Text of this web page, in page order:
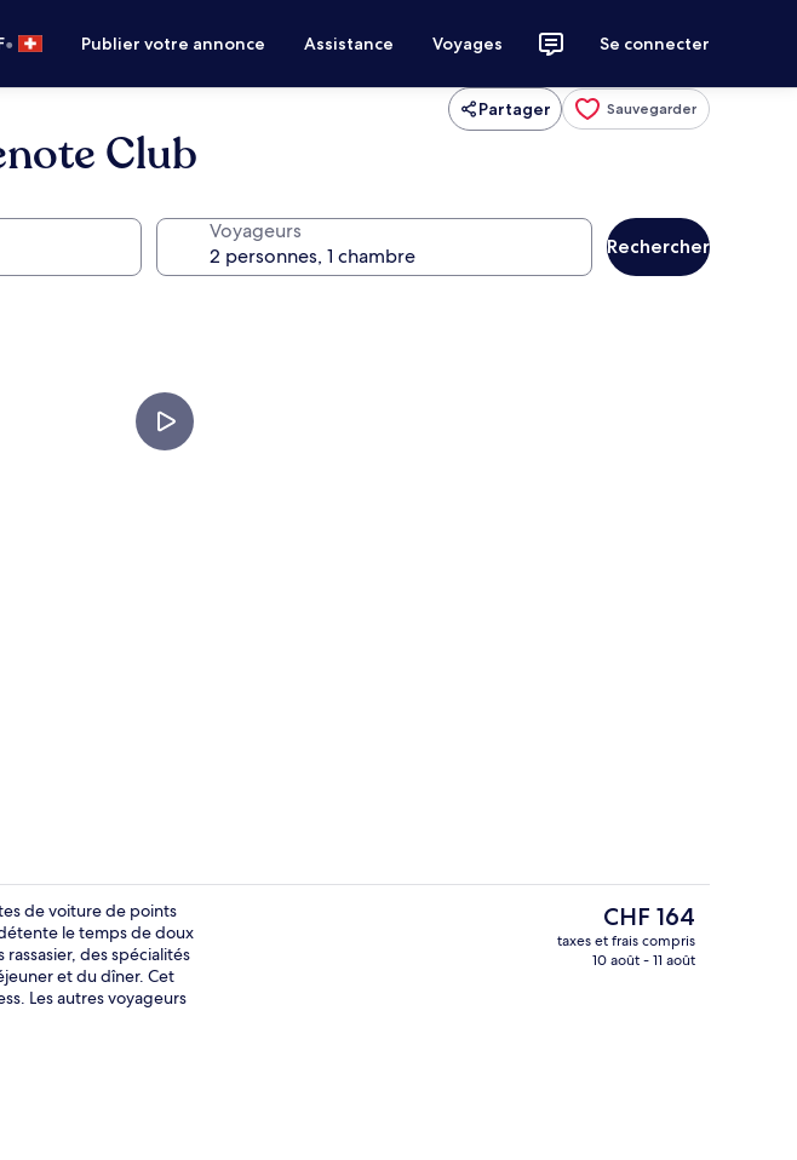
• Publier votre annonce Assistance Voyages Se connecter
Partager Sauvegarder
Club
Voyageurs
Rechercher
Réception
de voiture de points
le temps de doux
des spécialités
et du dîner. Cet
Les autres voyageurs
Le
prix
actuel
CHF 164
taxes et frais compris
10 août - 11 août